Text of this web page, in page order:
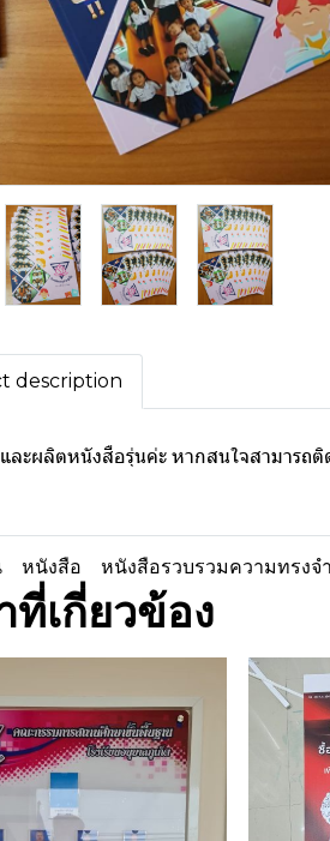
description
ละผลิตหนังสือรุ่นค่ะ หากสนใจสามารถ
หนังสือ หนังสือรวบรวมความทรงจำ
ที่เกี่ยวข้อง